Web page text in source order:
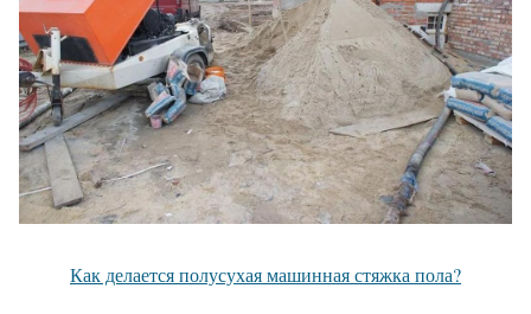
Как делается полусухая машинная стяжка пола?